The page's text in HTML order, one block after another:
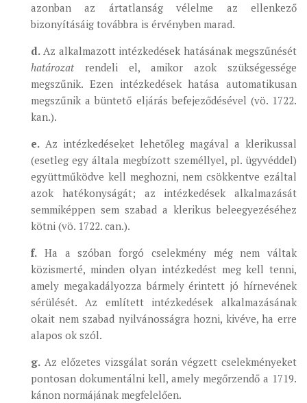
azonban az ártatlanság vélelme az ellenkező
bizonyításáig továbbra is érvényben marad.
d. Az alkalmazott intézkedések hatásának megszűnését
határozat rendeli el, amikor azok szükségessége
megszűnik. Ezen intézkedések hatása automatikusan
megszűnik a büntető eljárás befejeződésével (vö. 1722.
kan.).
e. Az intézkedéseket lehetőleg magával a klerikussal
(esetleg egy általa megbízott személlyel, pl. ügyvéddel)
együttműködve kell meghozni, nem csökkentve ezáltal
azok hatékonyságát; az intézkedések alkalmazását
semmiképpen sem szabad a klerikus beleegyezéséhez
kötni (vö. 1722. can.).
f. Ha a szóban forgó cselekmény még nem váltak
közismerté, minden olyan intézkedést meg kell tenni,
amely megakadályozza bármely érintett jó hírnevének
sérülését. Az említett intézkedések alkalmazásának
okait nem szabad nyilvánosságra hozni, kivéve, ha erre
alapos ok szól.
g. Az előzetes vizsgálat során végzett cselekményeket
pontosan dokumentálni kell, amely megőrzendő a 1719.
kánon normájának megfelelően.